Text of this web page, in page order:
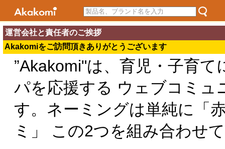
運営会社と責任者のご挨拶
Akakomiをご訪問頂きありがとうございます
”Akakomi"は、育児・子育
パを応援する ウェブコミュ
す。ネーミングは単純に「
ミ」 この2つを組み合わせ